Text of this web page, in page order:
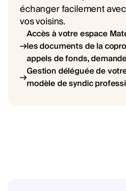
échanger facilement
vos voisins.
Accès à votre espace
les documents de la
appels de fonds,
Gestion déléguée de
modèle de syndic